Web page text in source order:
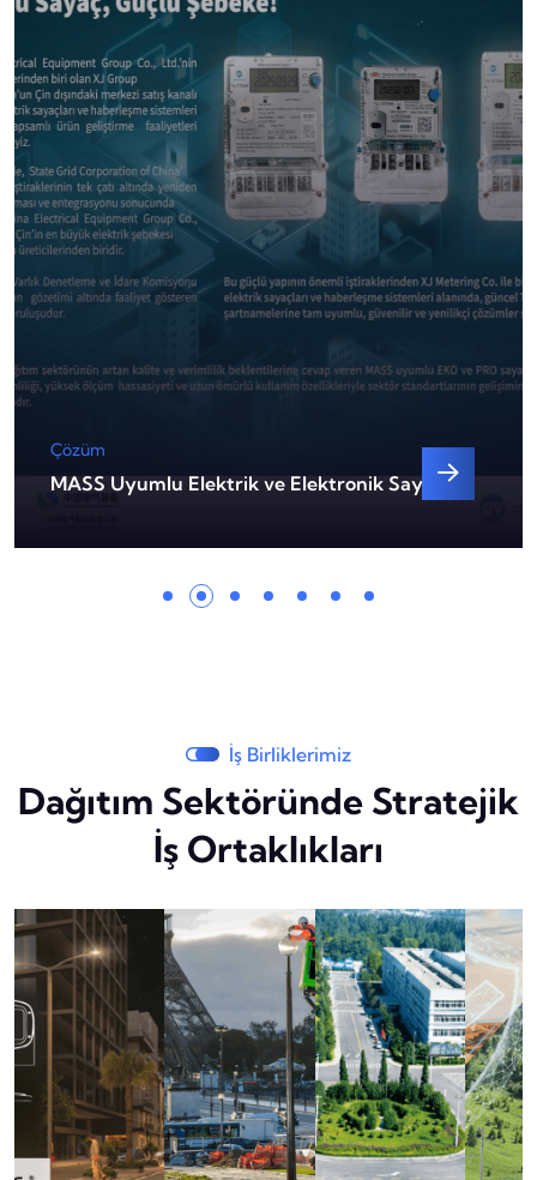
Çözüm
MASS Uyumlu Elektrik ve Elektronik Sayaçlar
İş Birliklerimiz
Dağıtım Sektöründe Stratejik
İş Ortaklıkları